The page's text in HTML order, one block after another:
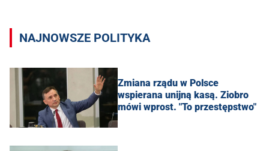
NAJNOWSZE POLITYKA
Zmiana rządu w Polsce
wspierana unijną kasą. Ziobro
mówi wprost. "To przestępstwo"